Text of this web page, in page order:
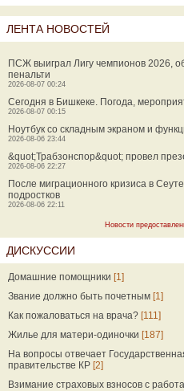
ЛЕНТА НОВОСТЕЙ
ПСЖ выиграл Лигу чемпионов 2026,
пенальти
2026-08-07 00:24
Сегодня в Бишкеке. Погода,
2026-08-07 00:15
Ноутбук со складным экраном и
2026-08-06 23:44
&quot;Трабзонспор&quot; провел
2026-08-06 22:27
После миграционного кризиса в
подростков
2026-08-06 22:11
Новости
ДИСКУССИИ
Домашние помощники [1]
Звание должно быть почетным [1]
Как пожаловаться на врача? [111]
Жилье для матери-одиночки [187]
На вопросы отвечает
правительстве КР [2]
Взимание страховых взносов с